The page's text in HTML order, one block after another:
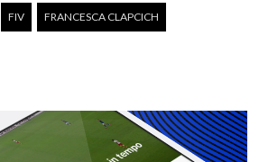
FIV FRANCESCA CLAPCICH